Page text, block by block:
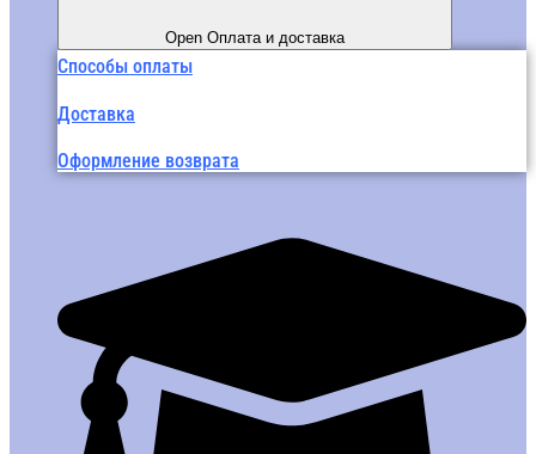
Open Оплата и доставка
Способы оплаты
Доставка
Оформление возврата